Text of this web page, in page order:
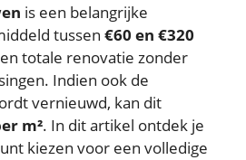
is een belangrijke
tussen €60 en €320
totale renovatie zonder
Indien ook de
vernieuwd, kan dit
m². In dit artikel ontdek je
kiezen voor een volledige